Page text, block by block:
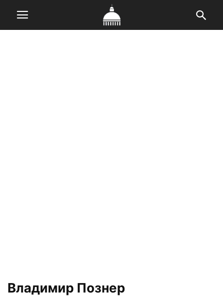
Владимир Познер